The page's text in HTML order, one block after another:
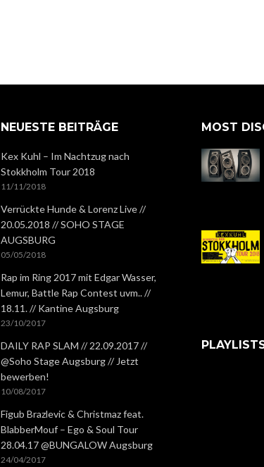
NEUESTE BEITRÄGE
Kex Kuhl – Im Nachtzug nach
Stokkholm Tour 2018
11/11/2018
Verrückte Hunde & Lorenz Live //
20.05.2018 // SOHO STAGE
AUGSBURG
05/05/2018
Rap im Ring 2017 mit Edgar Wasser,
Lemur, Battle Rap Contest uvm.. //
18.11. // Kantine Augsburg
23/10/2017
DAILY RAP SLAM // 22.09.2017 //
@Soho Stage Augsburg // Jetzt
bewerben!
10/08/2017
Figub Brazlevic & Christmaz feat.
BlabberMouf – Ego & Soul Tour
28.04.17 @BUNGALOW Augsburg
24/04/2017
MOST